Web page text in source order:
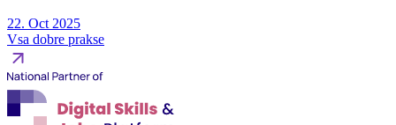
22. Oct 2025
Vsa dobre prakse